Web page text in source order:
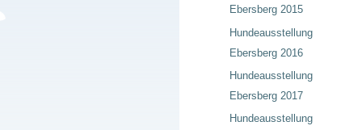
Ebersberg 2015
Hundeausstellung
Ebersberg 2016
Hundeausstellung
Ebersberg 2017
Hundeausstellung